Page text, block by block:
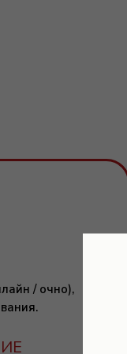
/ очно),